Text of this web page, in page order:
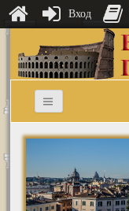
Вход